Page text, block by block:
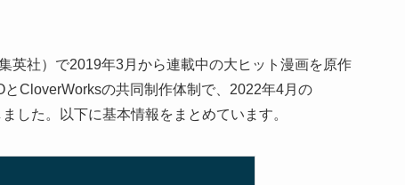
英社）で2019年3月から連載中の大ヒット漫画を原作
CloverWorksの共同制作体制で、2022年4月の
した。以下に基本情報をまとめています。